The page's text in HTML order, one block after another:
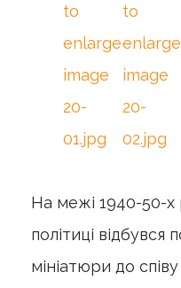
На межі 1940-50-х
політиці відбувся
мініатюри до